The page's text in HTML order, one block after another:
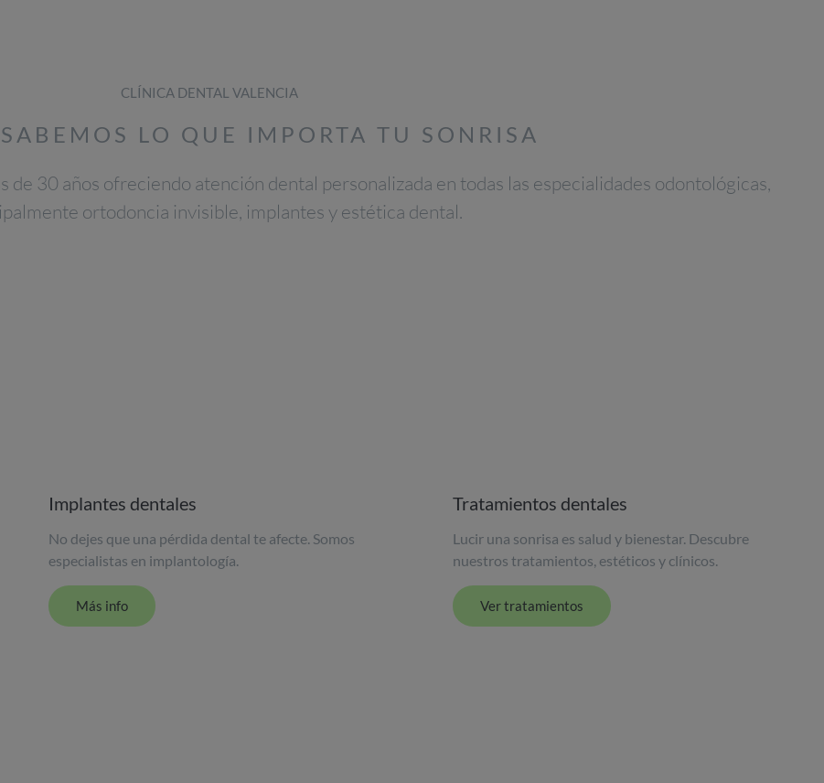
CLÍNICA DENTAL VALENCIA
LO QUE IMPORTA TU SONRISA​
de 30 años ofreciendo atención dental personalizada en todas las especialidades odontológicas,
ortodoncia invisible, implantes y estética dental.
Implantes dentales​
No dejes que una pérdida dental te afecte. Somos
especialistas en implantología.​
Más info
Tratamientos dentales​
Lucir una sonrisa es salud y bienestar. Descubre
nuestros tratamientos, estéticos y clínicos.​
Ver tratamientos